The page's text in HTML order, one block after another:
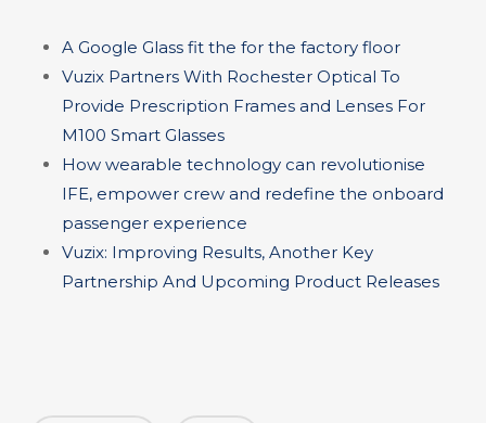
A Google Glass fit the for the factory floor
Vuzix Partners With Rochester Optical To
Provide Prescription Frames and Lenses For
M100 Smart Glasses
How wearable technology can revolutionise
IFE, empower crew and redefine the onboard
passenger experience
Vuzix: Improving Results, Another Key
Partnership And Upcoming Product Releases